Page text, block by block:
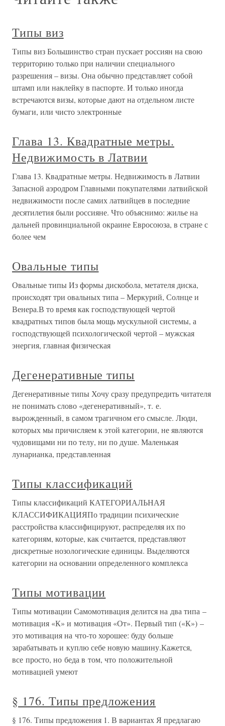
Типы виз
Типы виз Большинство стран пускает россиян на свою
территорию только при наличии специального
разрешения – визы. Она обычно представляет собой
штамп или наклейку в паспорте. И только иногда
встречаются визы, которые дают на отдельном листе
бумаги, или чисто электронные
Глава 13. Квадратные метры.
Недвижимость в Латвии
Глава 13. Квадратные метры. Недвижимость в Латвии
Запасной аэродром Главными покупателями латвийской
недвижимости после самих латвийцев в последние
десятилетия были россияне. Что объяснимо: жилье на
дальней провинциальной окраине Евросоюза, в стране с
более чем
Овальные типы
Овальные типы Из формы дискобола, метателя диска,
происходят три овальных типа – Меркурий, Солнце и
Венера.В то время как господствующей чертой
квадратных типов была мощь мускульной системы, а
господствующей психологической чертой – мужская
энергия, главная физическая
Дегенеративные типы
Дегенеративные типы Хочу сразу предупредить читателя
не понимать слово «дегенеративный», т. е.
вырожденный, в самом трагичном его смысле. Люди,
которых мы причисляем к этой категории, не являются
чудовищами ни по телу, ни по душе. Маленькая
лунарианка, представленная
Типы классификаций
Типы классификаций КАТЕГОРИАЛЬНАЯ
КЛАССИФИКАЦИЯПо традиции психические
расстройства классифицируют, распределяя их по
категориям, которые, как считается, представляют
дискретные нозологические единицы. Выделяются
категории на основании определенного комплекса
Типы мотивации
Типы мотивации Самомотивация делится на два типа –
мотивация «К» и мотивация «От». Первый тип («К») –
это мотивация на что-то хорошее: буду больше
зарабатывать и куплю себе новую машину.Кажется,
все просто, но беда в том, что положительной
мотивацией умеют
§ 176. Типы предложения
§ 176. Типы предложения 1. В вариантах Я предлагаю